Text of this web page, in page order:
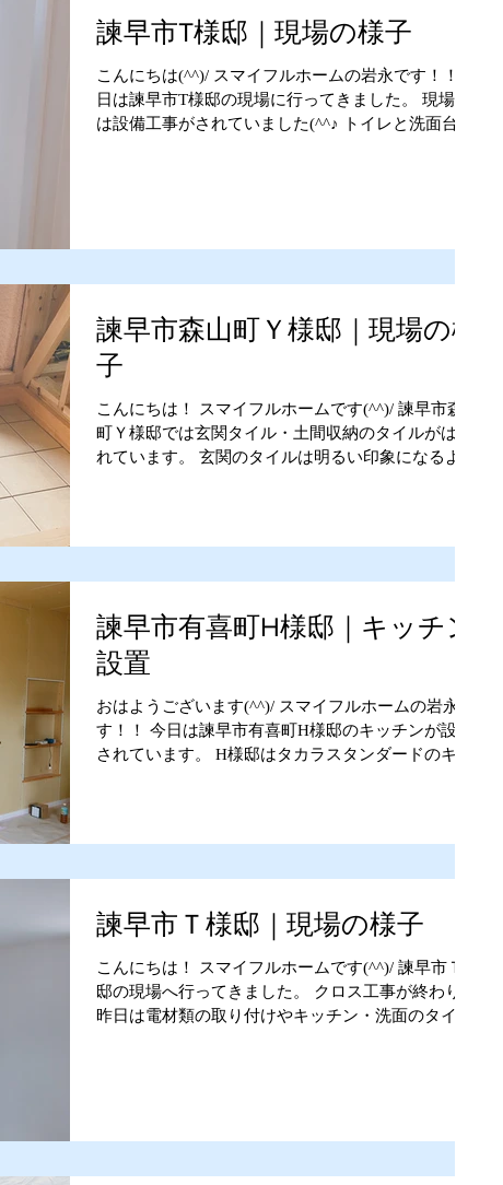
諫早市T様邸｜現場の様子
こんにちは(^^)/ スマイフルホームの岩永です！！ 今
日は諫早市T様邸の現場に行ってきました。 現場で
は設備工事がされていました(^^♪ トイレと洗面台が
諫早市森山町Ｙ様邸｜現場の様
子
こんにちは！ スマイフルホームです(^^)/ 諫早市森山
町Ｙ様邸では玄関タイル・土間収納のタイルがはら
れています。 玄関のタイルは明るい印象になるよう
諫早市有喜町H様邸｜キッチン
設置
おはようございます(^^)/ スマイフルホームの岩永で
す！！ 今日は諫早市有喜町H様邸のキッチンが設置
されています。 H様邸はタカラスタンダードのキッ
諫早市Ｔ様邸｜現場の様子
こんにちは！ スマイフルホームです(^^)/ 諫早市Ｔ様
邸の現場へ行ってきました。 クロス工事が終わり、
昨日は電材類の取り付けやキッチン・洗面のタイル